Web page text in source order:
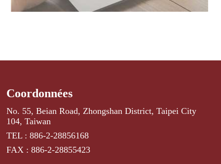
Coordonnées
No. 55, Beian Road, Zhongshan District, Taipei City
104, Taiwan
TEL : 886-2-28856168
FAX : 886-2-28855423